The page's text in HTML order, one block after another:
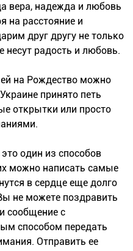
вера, надежда и любовь
на расстояние и
друг другу не только
несут радость и любовь.
на Рождество можно
принято петь
открытки или просто
один из способов
можно написать самые
в сердце еще долго
не можете поздравить
сообщение с
способом передать
Отправить ее